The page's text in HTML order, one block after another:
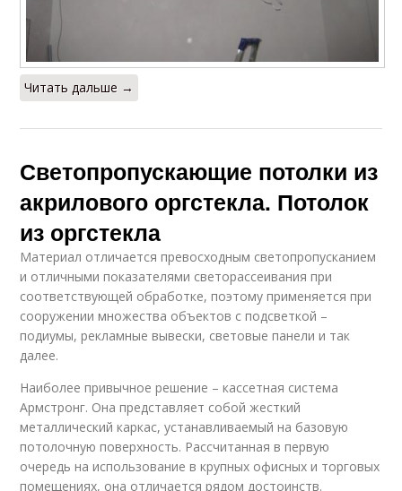
Читать дальше →
Светопропускающие потолки из
акрилового оргстекла. Потолок
из оргстекла
Материал отличается превосходным светопропусканием
и отличными показателями светорассеивания при
соответствующей обработке, поэтому применяется при
сооружении множества объектов с подсветкой –
подиумы, рекламные вывески, световые панели и так
далее.
Наиболее привычное решение – кассетная система
Армстронг. Она представляет собой жесткий
металлический каркас, устанавливаемый на базовую
потолочную поверхность. Рассчитанная в первую
очередь на использование в крупных офисных и торговых
помещениях, она отличается рядом достоинств.